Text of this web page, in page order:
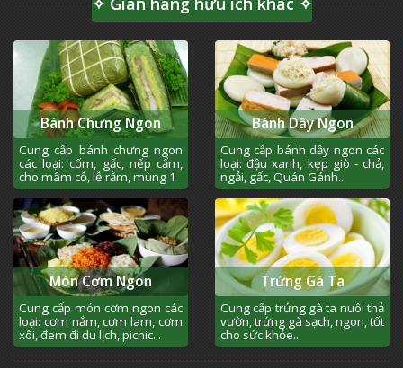
Bánh Chưng Ngon
Cung cấp bánh chưng ngon
các loại: cốm, gấc, nếp cẩm,
cho mâm cỗ, lễ rằm, mùng 1
Bánh Dầy Ngon
Cung cấp bánh dầy ngon các
loại: đậu xanh, kẹp giò - chả,
ngải, gấc, Quán Gánh...
Món Cơm Ngon
Cung cấp món cơm ngon các
loại: cơm nắm, cơm lam, cơm
xôi, đem đi du lịch, picnic...
Trứng Gà Ta
Cung cấp trứng gà ta nuôi thả
vườn, trứng gà sạch, ngon, tốt
cho sức khỏe...